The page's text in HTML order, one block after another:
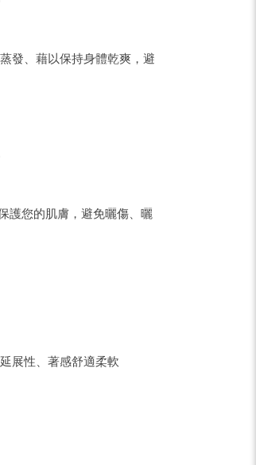
發、藉以保持身體乾爽，避
護您的肌膚，避免曬傷、曬
展性、著感舒適柔軟